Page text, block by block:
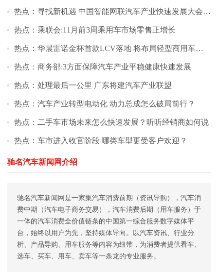
热点：寻找新机遇 中国智能网联汽车产业快速发展大会开幕
热点：乘联会:11月前3周乘用车市场零售正增长
热点：华晨雷诺金杯首款LCV落地 将布局轻型商用车市场
热点：商务部:3方面保障汽车产业平稳健康快速发展
热点：处理最后一公里 广东将建汽车产业联盟
热点：汽车产业转型电动化 动力总成怎么破局前行？
热点：二手车市场未来怎么快速发展？听听经销商如何说
热点：车市进入收官阶段 哪类车型更受客户欢迎？
驰名汽车新闻网介绍
驰名汽车新闻网是一家集汽车消费前期（资讯导购），汽车消
费中期（汽车电子商务交易），汽车消费后期（用车服务）于
一体的汽车消费全价值链条的中国第一综合服务数字媒体平
台，始终以用户为先，坚持媒体导向。以汽车资讯、行业分
析、产品导购、用车服务等内容为纽带，为消费者提供看车、
选车、买车、用车、卖车等一条龙的专业服务。